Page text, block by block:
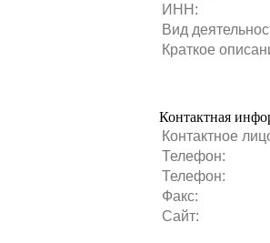
ИНН:
Вид
Краткое
Контактная
Контактное
Телефон:
Телефон:
Факс:
Сайт: